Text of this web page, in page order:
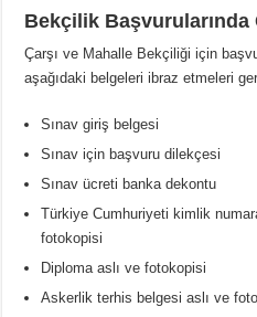
Bekçilik
Çarşı ve Mahalle Bekçiliği için
aşağıdaki belgeleri ibraz etmeleri
Sınav giriş belgesi
Sınav için başvuru dilekçesi
Sınav ücreti banka dekontu
Türkiye Cumhuriyeti kimlik
fotokopisi
Diploma aslı ve fotokopisi
Askerlik terhis belgesi aslı ve